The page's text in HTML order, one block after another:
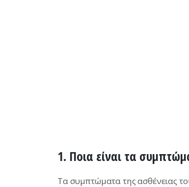
1. Ποια είναι τα
Τα συμπτώματα της ασθένειας